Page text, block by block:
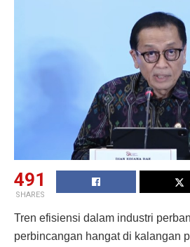
491
SHARES
Tren efisiensi dalam industri
perbincangan hangat di kalangan